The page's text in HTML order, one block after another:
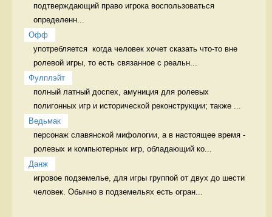
подтверждающий право игрока воспользоваться
определенн...
Офф
употребляется  когда человек хочет сказать что-то вне
ролевой игры, то есть связанное с реальн...
Фулплэйт
полный латный доспех, амуниция для ролевых
полигонных игр и исторической реконструкции; также ...
Ведьмак
персонаж славянской мифологии, а в настоящее время -
ролевых и компьютерных игр, обладающий ко...
Данж
игровое подземелье, для игры группой от двух до шести
человек. Обычно в подземельях есть огран...